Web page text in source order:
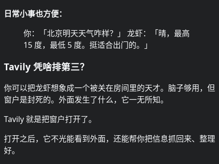
日常小事也方便：
你：「北京明天天气咋样？」 龙虾：「晴，最高
15 度，最低 5 度。挺适合出门的。」
Tavily 凭啥排第三？
你可以把龙虾想象成一个被关在房间里的天才。脑子够用，但
窗户是封死的。外面发生了什么，它一无所知。
Tavily 就是把窗户打开了。
打开之后，它不光能看到外面，还能帮你把信息抓回来、整理
好。